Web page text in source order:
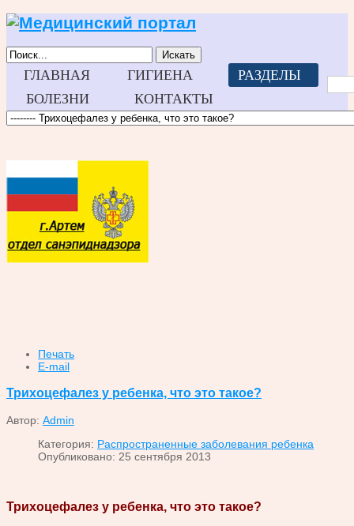
Искать
ГЛАВНАЯ ГИГИЕНА
РАЗДЕЛЫ
БОЛЕЗНИ
КОНТАКТЫ
Печать
E-mail
Трихоцефалез у ребенка, что это такое?
Автор: Admin
Категория: Распространенные заболевания ребенка
Опубликовано: 25 сентября 2013
Трихоцефалез у ребенка, что это такое?